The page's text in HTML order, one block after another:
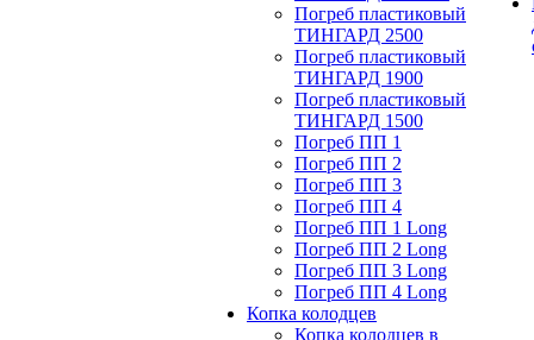
Погреб пластиковый
ТИНГАРД 2500
Погреб пластиковый
ТИНГАРД 1900
Погреб пластиковый
ТИНГАРД 1500
Погреб ПП 1
Погреб ПП 2
Погреб ПП 3
Погреб ПП 4
Погреб ПП 1 Long
Погреб ПП 2 Long
Погреб ПП 3 Long
Погреб ПП 4 Long
Копка колодцев
Копка колодцев в